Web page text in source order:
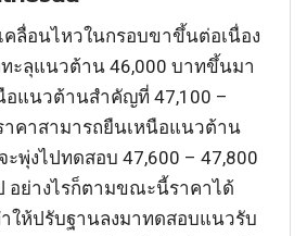
คลื่อนไหวในกรอบขาขึ้นต่อเนื่อง
ะลุแนวต้าน 46,000 บาทขึ้นมา
อแนวต้านสำคัญที่ 47,100 –
าคาสามารถยืนเหนือแนวต้าน
พุ่งไปทดสอบ 47,600 – 47,800
อย่างไรก็ตามขณะนี้ราคาได้
ให้ปรับฐานลงมาทดสอบแนวรับ